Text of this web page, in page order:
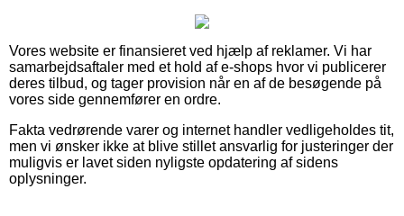
Vores website er finansieret ved hjælp af reklamer. Vi har
samarbejdsaftaler med et hold af e-shops hvor vi publicerer
deres tilbud, og tager provision når en af de besøgende på
vores side gennemfører en ordre.
Fakta vedrørende varer og internet handler vedligeholdes tit,
men vi ønsker ikke at blive stillet ansvarlig for justeringer der
muligvis er lavet siden nyligste opdatering af sidens
oplysninger.